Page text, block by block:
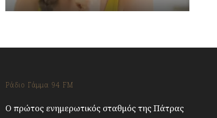
Ράδιο Γάμμα 94 FM
Ο πρώτος ενημερωτικός σταθμός της Πάτρας